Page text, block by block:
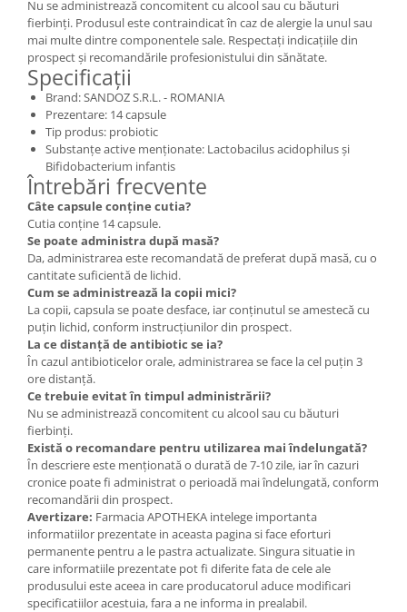
Nu se administrează concomitent cu alcool sau cu băuturi
fierbinți. Produsul este contraindicat în caz de alergie la unul sau
mai multe dintre componentele sale. Respectați indicațiile din
prospect și recomandările profesionistului din sănătate.
Specificații
Brand: SANDOZ S.R.L. - ROMANIA
Prezentare: 14 capsule
Tip produs: probiotic
Substanțe active menționate: Lactobacilus acidophilus și
Bifidobacterium infantis
Întrebări frecvente
Câte capsule conține cutia?
Cutia conține 14 capsule.
Se poate administra după masă?
Da, administrarea este recomandată de preferat după masă, cu o
cantitate suficientă de lichid.
Cum se administrează la copii mici?
La copii, capsula se poate desface, iar conținutul se amestecă cu
puțin lichid, conform instrucțiunilor din prospect.
La ce distanță de antibiotic se ia?
În cazul antibioticelor orale, administrarea se face la cel puțin 3
ore distanță.
Ce trebuie evitat în timpul administrării?
Nu se administrează concomitent cu alcool sau cu băuturi
fierbinți.
Există o recomandare pentru utilizarea mai îndelungată?
În descriere este menționată o durată de 7-10 zile, iar în cazuri
cronice poate fi administrat o perioadă mai îndelungată, conform
recomandării din prospect.
Avertizare: Farmacia APOTHEKA intelege importanta
informatiilor prezentate in aceasta pagina si face eforturi
permanente pentru a le pastra actualizate. Singura situatie in
care informatiile prezentate pot fi diferite fata de cele ale
produsului este aceea in care producatorul aduce modificari
specificatiilor acestuia, fara a ne informa in prealabil.